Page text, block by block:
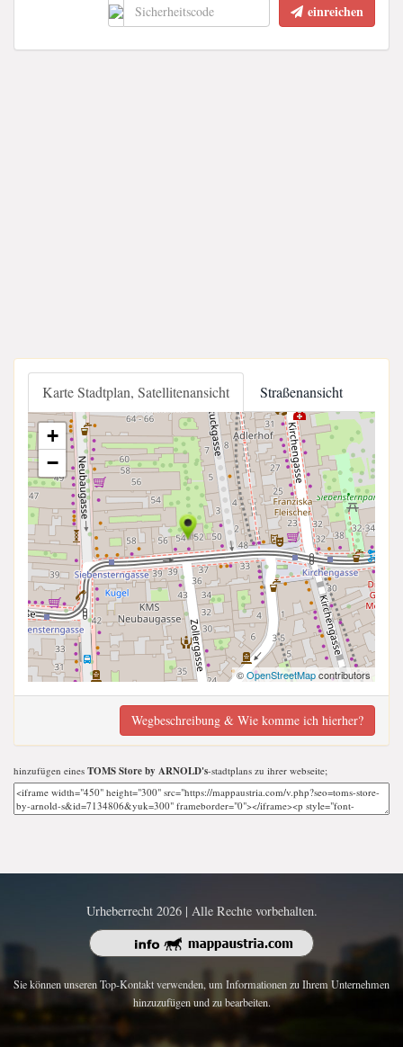
einreichen
Karte Stadtplan, Satellitenansicht Straßenansicht
+
−
©OpenStreetMapcontributors
Wegbeschreibung & Wie komme ich hierher?
hinzufügen eines TOMS Store by ARNOLD's-stadtplans zu ihrer webseite;
Urheberrecht 2026 | Alle Rechte vorbehalten.
Sie können unseren Top-Kontakt verwenden, um Informationen zu Ihrem Unternehmen
hinzuzufügen und zu bearbeiten.